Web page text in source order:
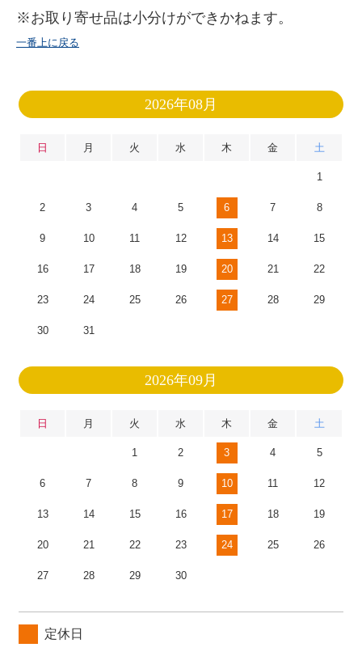
※お取り寄せ品は小分けができかねます。
一番上に戻る
2026年08月
日 月 火 水 木 金 土
1
2 3 4 5 6 7 8
9 10 11 12 13 14 15
16 17 18 19 20 21 22
23 24 25 26 27 28 29
30 31
2026年09月
日 月 火 水 木 金 土
1 2 3 4 5
6 7 8 9 10 11 12
13 14 15 16 17 18 19
20 21 22 23 24 25 26
27 28 29 30
定休日